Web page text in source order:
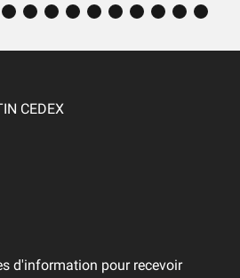
CEDEX
d'information pour recevoir